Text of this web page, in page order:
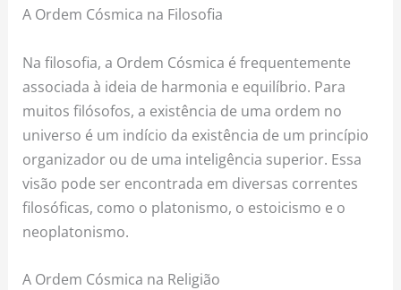
A Ordem Cósmica na Filosofia
Na filosofia, a Ordem Cósmica é frequentemente
associada à ideia de harmonia e equilíbrio. Para
muitos filósofos, a existência de uma ordem no
universo é um indício da existência de um princípio
organizador ou de uma inteligência superior. Essa
visão pode ser encontrada em diversas correntes
filosóficas, como o platonismo, o estoicismo e o
neoplatonismo.
A Ordem Cósmica na Religião